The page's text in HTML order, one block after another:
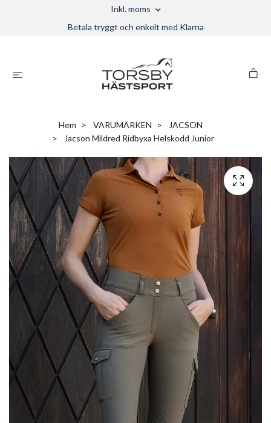
Inkl. moms
Betala tryggt och enkelt med Klarna
Hem VARUMÄRKEN
JACSON
Jacson Mildred Ridbyxa Helskodd Junior